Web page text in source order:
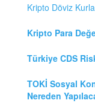
Kripto Döviz
Kripto Para
Türkiye CDS
TOKİ Sosyal
Nereden